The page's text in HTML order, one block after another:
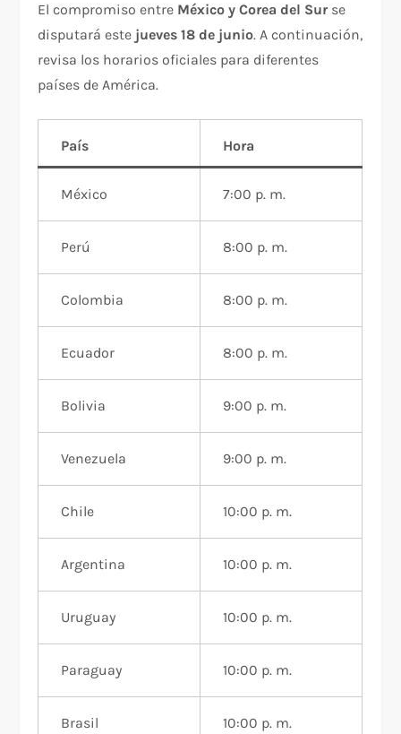
El compromiso entre México y Corea del Surse
disputará este jueves 18 de junio. A continuación,
revisa los horarios oficiales para diferentes
países de América.
País Hora
México 7:00 p. m.
Perú 8:00 p. m.
Colombia 8:00 p. m.
Ecuador 8:00 p. m.
Bolivia 9:00 p. m.
Venezuela 9:00 p. m.
Chile 10:00 p. m.
Argentina 10:00 p. m.
Uruguay 10:00 p. m.
Paraguay 10:00 p. m.
Brasil 10:00 p. m.